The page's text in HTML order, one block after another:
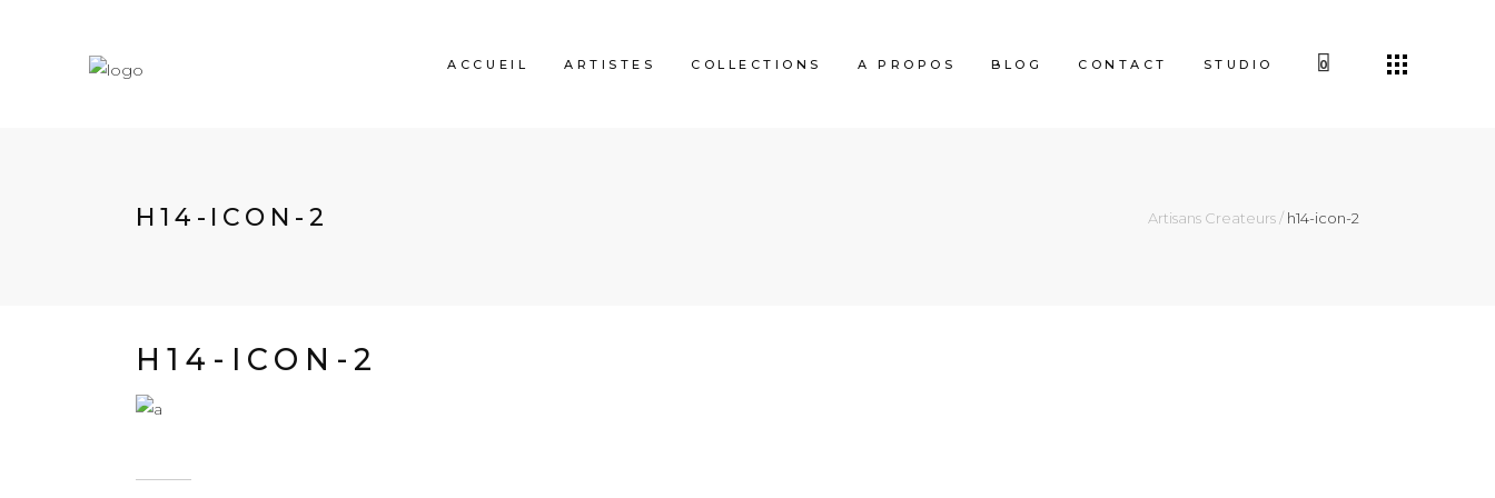
ACCUEIL ARTISTES COLLECTIONS A PROPOS BLOG CONTACT STUDIO 0
H14-ICON-2 Artisans Createurs/ h14-icon-2
H14-ICON-2